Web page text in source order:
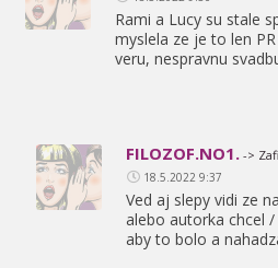
Rami a Lucy su stale
myslela ze je to len
veru, nespravnu
FILOZOF.NO1. ->
18.5.2022 9:37
Ved aj slepy vidi ze
alebo autorka chcel
aby to bolo a